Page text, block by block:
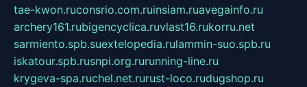
tae-kwon.ruconsrio.com.ruinsiam.ruavegainfo.ru
archery161.rubigencyclica.ruvlast16.rukorru.net
sarmiento.spb.suextelopedia.rulammin-suo.spb.ru
iskatour.spb.rusnpi.org.rurunning-line.ru
krygeva-spa.ruchel.net.rurust-loco.rudugshop.ru